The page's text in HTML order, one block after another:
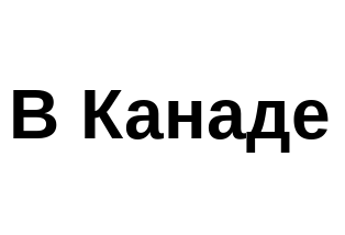
В Канаде